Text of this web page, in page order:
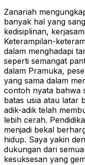
Zanariah
banyak hal yang
kedisiplinan,
Keterampilan-
dalam menghadapi
seperti semangat
dalam Pramuka,
yang sama dalam
contoh nyata bahwa
batas usia atau latar
adik-adik telah
lebih cerah.
menjadi bekal
hidup. Saya yakin
dukungan dari
kesuksesan yang